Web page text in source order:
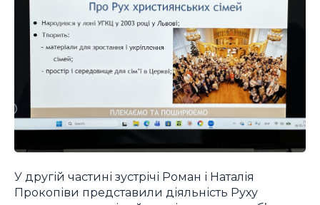
У другій частині зустрічі Роман і Наталія
Прокопіви представили діяльність Руху